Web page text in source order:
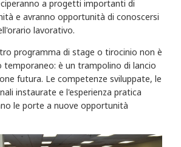
a progetti importanti di
e avranno opportunità di conoscersi
lavorativo.
programma di stage o tirocinio non è
temporaneo: è un trampolino di lancio
futura. Le competenze sviluppate, le
instaurate e l'esperienza pratica
le porte a nuove opportunità